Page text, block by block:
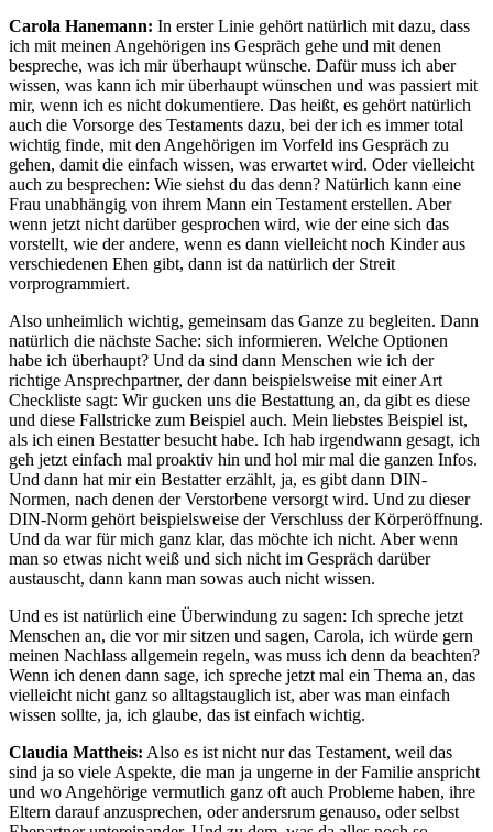
Carola Hanemann: In erster Linie gehört natürlich mit dazu, dass
ich mit meinen Angehörigen ins Gespräch gehe und mit denen
bespreche, was ich mir überhaupt wünsche. Dafür muss ich aber
wissen, was kann ich mir überhaupt wünschen und was passiert mit
mir, wenn ich es nicht dokumentiere. Das heißt, es gehört natürlich
auch die Vorsorge des Testaments dazu, bei der ich es immer total
wichtig finde, mit den Angehörigen im Vorfeld ins Gespräch zu
gehen, damit die einfach wissen, was erwartet wird. Oder vielleicht
auch zu besprechen: Wie siehst du das denn? Natürlich kann eine
Frau unabhängig von ihrem Mann ein Testament erstellen. Aber
wenn jetzt nicht darüber gesprochen wird, wie der eine sich das
vorstellt, wie der andere, wenn es dann vielleicht noch Kinder aus
verschiedenen Ehen gibt, dann ist da natürlich der Streit
vorprogrammiert.
Also unheimlich wichtig, gemeinsam das Ganze zu begleiten. Dann
natürlich die nächste Sache: sich informieren. Welche Optionen
habe ich überhaupt? Und da sind dann Menschen wie ich der
richtige Ansprechpartner, der dann beispielsweise mit einer Art
Checkliste sagt: Wir gucken uns die Bestattung an, da gibt es diese
und diese Fallstricke zum Beispiel auch. Mein liebstes Beispiel ist,
als ich einen Bestatter besucht habe. Ich hab irgendwann gesagt, ich
geh jetzt einfach mal proaktiv hin und hol mir mal die ganzen Infos.
Und dann hat mir ein Bestatter erzählt, ja, es gibt dann DIN-
Normen, nach denen der Verstorbene versorgt wird. Und zu dieser
DIN-Norm gehört beispielsweise der Verschluss der Körperöffnung.
Und da war für mich ganz klar, das möchte ich nicht. Aber wenn
man so etwas nicht weiß und sich nicht im Gespräch darüber
austauscht, dann kann man sowas auch nicht wissen.
Und es ist natürlich eine Überwindung zu sagen: Ich spreche jetzt
Menschen an, die vor mir sitzen und sagen, Carola, ich würde gern
meinen Nachlass allgemein regeln, was muss ich denn da beachten?
Wenn ich denen dann sage, ich spreche jetzt mal ein Thema an, das
vielleicht nicht ganz so alltagstauglich ist, aber was man einfach
wissen sollte, ja, ich glaube, das ist einfach wichtig.
Claudia Mattheis: Also es ist nicht nur das Testament, weil das
sind ja so viele Aspekte, die man ja ungerne in der Familie anspricht
und wo Angehörige vermutlich ganz oft auch Probleme haben, ihre
Eltern darauf anzusprechen, oder andersrum genauso, oder selbst